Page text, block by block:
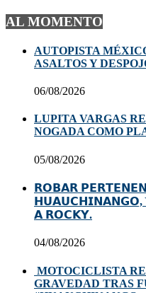
AL MOMENTO
AUTOPISTA
ASALTOS Y
06/08/2026
LUPITA VARGAS
NOGADA COMO
05/08/2026
𝗥𝗢𝗕𝗔𝗥
𝗛𝗨𝗔𝗨𝗖𝗛𝗜𝗡𝗔𝗡𝗚𝗢,
𝗔 𝗥𝗢𝗖𝗞𝗬.
04/08/2026
MOTOCICLISTA
GRAVEDAD TRAS